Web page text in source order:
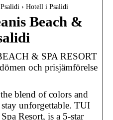
› Hotell i Psalidi
Beach &
& SPA RESORT
och prisjämförelse
blend of colors and
unforgettable. TUI
Resort, is a 5-star